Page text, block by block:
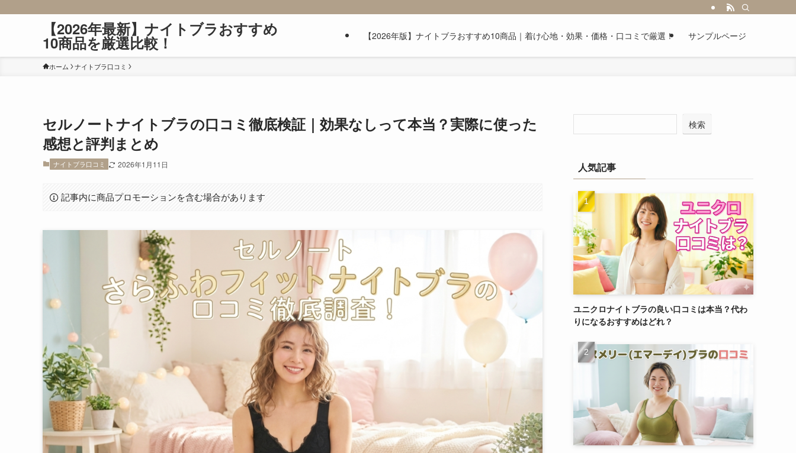
【2026年最新】ナイトブラおすすめ
10商品を厳選比較！ 【2026年版】ナイトブラおすすめ10商品｜着け心地・効果・価格・口コミで厳選！ サンプルページ
ホーム ナイトブラ口コミ
セルノートナイトブラの口コミ徹底検証｜効果なしって本当？実際に使った
感想と評判まとめ
ナイトブラ口コミ 2026年1月11日
記事内に商品プロモーションを含む場合があります
検索
人気記事
ユニクロナイトブラの良い口コミは本当？代わ
りになるおすすめはどれ？